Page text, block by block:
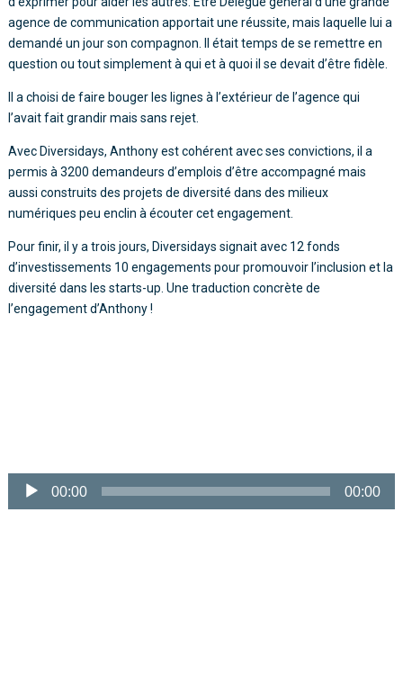
agence de communication apportait une réussite, mais laquelle lui a
demandé un jour son compagnon. Il était temps de se remettre en
question ou tout simplement à qui et à quoi il se devait d’être fidèle.
Il a choisi de faire bouger les lignes à l’extérieur de l’agence qui
l’avait fait grandir mais sans rejet.
Avec Diversidays, Anthony est cohérent avec ses convictions, il a
permis à 3200 demandeurs d’emplois d’être accompagné mais
aussi construits des projets de diversité dans des milieux
numériques peu enclin à écouter cet engagement.
Pour finir, il y a trois jours, Diversidays signait avec 12 fonds
d’investissements 10 engagements pour promouvoir l’inclusion et la
diversité dans les starts-up. Une traduction concrète de
l’engagement d’Anthony !
00:00 00:00